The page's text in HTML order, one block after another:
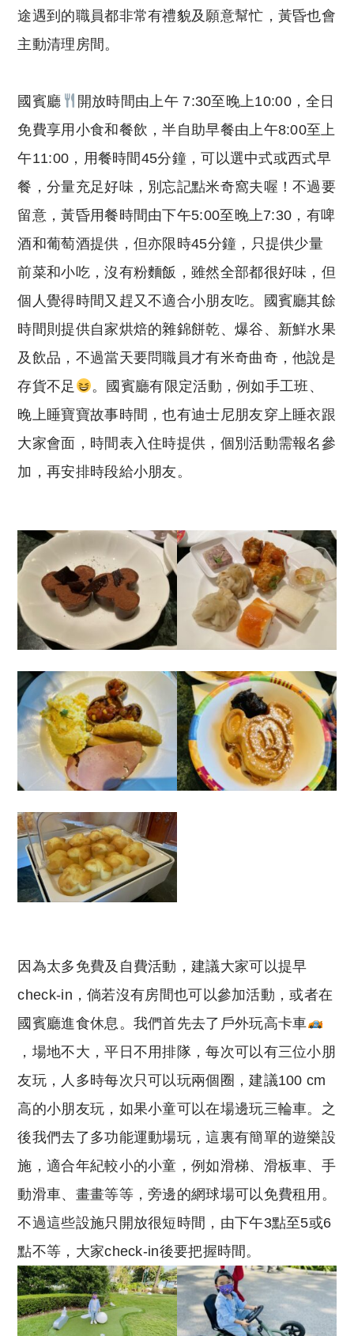
途遇到的職員都非常有禮貌及願意幫忙，黃昏也會
主動清理房間。
國賓廳
開放時間由上午 7:30至晚上10:00，全日
免費享用小食和餐飲，半自助早餐由上午8:00至上
午11:00，用餐時間45分鐘，可以選中式或西式早
餐，分量充足好味，別忘記點米奇窩夫喔！不過要
留意，黃昏用餐時間由下午5:00至晚上7:30，有啤
酒和葡萄酒提供，但亦限時45分鐘，只提供少量
前菜和小吃，沒有粉麵飯，雖然全部都很好味，但
個人覺得時間又趕又不適合小朋友吃。國賓廳其餘
時間則提供自家烘焙的雜錦餅乾、爆谷、新鮮水果
及飲品，不過當天要問職員才有米奇曲奇，他說是
存貨不足
。國賓廳有限定活動，例如手工班、
晚上睡寶寶故事時間，也有迪士尼朋友穿上睡衣跟
大家會面，時間表入住時提供，個別活動需報名參
加，再安排時段給小朋友。
因為太多免費及自費活動，建議大家可以提早
check-in，倘若沒有房間也可以參加活動，或者在
國賓廳進食休息。我們首先去了戶外玩高卡車
，場地不大，平日不用排隊，每次可以有三位小朋
友玩，人多時每次只可以玩兩個圈，建議100 cm
高的小朋友玩，如果小童可以在場邊玩三輪車。之
後我們去了多功能運動場玩，這裏有簡單的遊樂設
施，適合年紀較小的小童，例如滑梯、滑板車、手
動滑車、畫畫等等，旁邊的網球場可以免費租用。
不過這些設施只開放很短時間，由下午3點至5或6
點不等，大家check-in後要把握時間。